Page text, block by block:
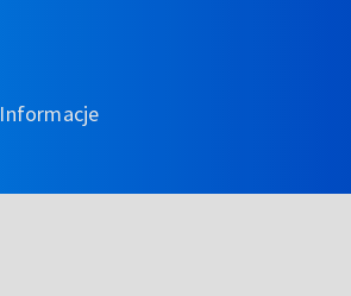
Informacje